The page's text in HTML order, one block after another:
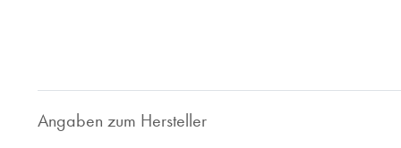
Angaben zum Hersteller